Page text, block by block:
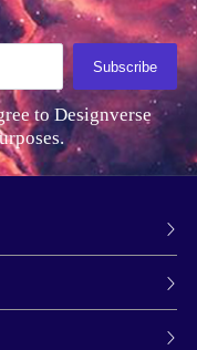
Subscribe
to Designverse